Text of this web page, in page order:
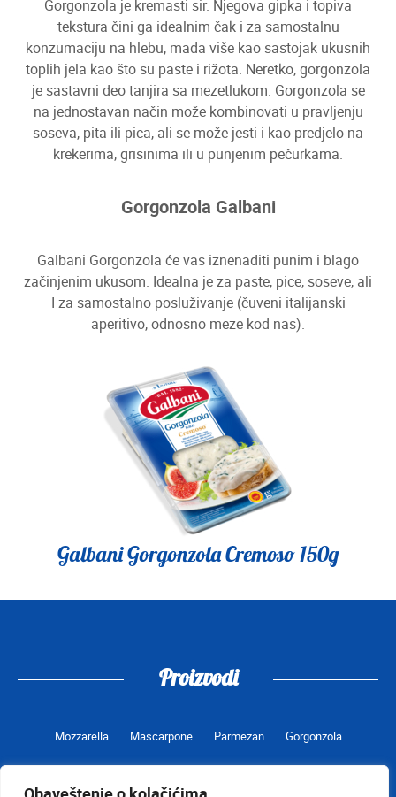
Gorgonzola je kremasti sir. Njegova gipka i topiva
tekstura čini ga idealnim čak i za samostalnu
konzumaciju na hlebu, mada više kao sastojak ukusnih
toplih jela kao što su paste i rižota. Neretko, gorgonzola
je sastavni deo tanjira sa mezetlukom. Gorgonzola se
na jednostavan način može kombinovati u pravljenju
soseva, pita ili pica, ali se može jesti i kao predjelo na
krekerima, grisinima ili u punjenim pečurkama.
Gorgonzola Galbani
Galbani Gorgonzola će vas iznenaditi punim i blago
začinjenim ukusom. Idealna je za paste, pice, soseve, ali
I za samostalno posluživanje (čuveni italijanski
aperitivo, odnosno meze kod nas).
Galbani Gorgonzola Cremoso 150g
Proizvodi
Mozzarella Mascarpone Parmezan Gorgonzola